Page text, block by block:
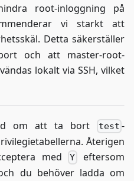
root-inloggning på
vi starkt att
Detta säkerställer
och att master-root-
lokalt via SSH, vilket
om att ta bort test -
Återigen
med
Y
eftersom
du behöver ladda om